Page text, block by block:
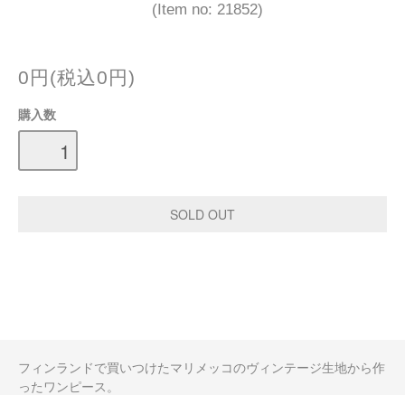
(Item no: 21852)
0円(税込0円)
購入数
フィンランドで買いつけたマリメッコのヴィンテージ生地から作
ったワンピース。